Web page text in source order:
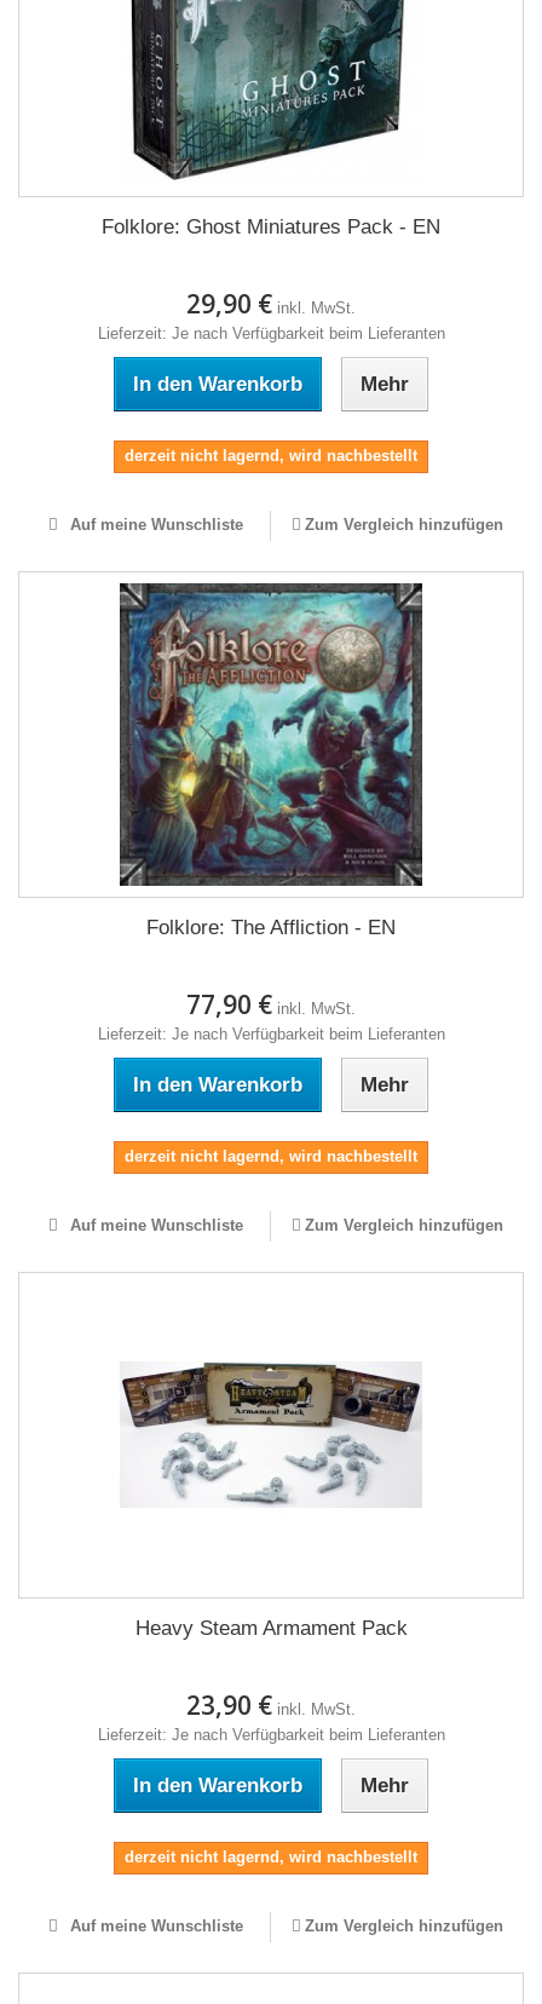
Folklore: Ghost Miniatures Pack - EN
29,90 € inkl. MwSt.
Lieferzeit: Je nach Verfügbarkeit beim Lieferanten
In den Warenkorb Mehr
derzeit nicht lagernd, wird nachbestellt
Auf meine Wunschliste Zum Vergleich hinzufügen
Folklore: The Affliction - EN
77,90 € inkl. MwSt.
Lieferzeit: Je nach Verfügbarkeit beim Lieferanten
In den Warenkorb Mehr
derzeit nicht lagernd, wird nachbestellt
Auf meine Wunschliste Zum Vergleich hinzufügen
Heavy Steam Armament Pack
23,90 € inkl. MwSt.
Lieferzeit: Je nach Verfügbarkeit beim Lieferanten
In den Warenkorb Mehr
derzeit nicht lagernd, wird nachbestellt
Auf meine Wunschliste Zum Vergleich hinzufügen